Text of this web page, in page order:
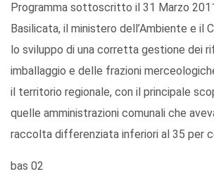
Programma sottoscritto il 31 Marzo
Basilicata, il ministero dell’Ambiente e il
lo sviluppo di una corretta gestione dei
imballaggio e delle frazioni
il territorio regionale, con il principale
quelle amministrazioni comunali che
raccolta differenziata inferiori al 35 per
bas 02